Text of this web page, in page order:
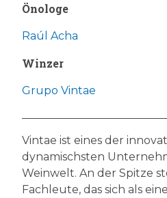
Önologe
Raúl Acha
Winzer
Grupo Vintae
Vintae ist eines der
dynamischsten
Weinwelt. An der Spitze
Fachleute, das sich als